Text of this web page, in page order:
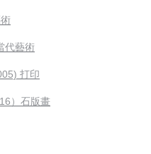
代藝術
打印
）石版畫